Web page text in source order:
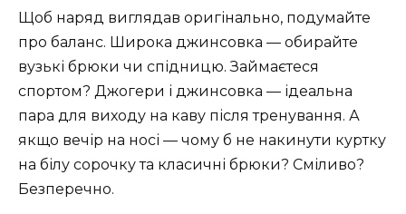
Щоб наряд виглядав оригінально, подумайте
про баланс. Широка джинсовка — обирайте
вузькі брюки чи спідницю. Займаєтеся
спортом? Джогери і джинсовка — ідеальна
пара для виходу на каву після тренування. А
якщо вечір на носі — чому б не накинути куртку
на білу сорочку та класичні брюки? Сміливо?
Безперечно.